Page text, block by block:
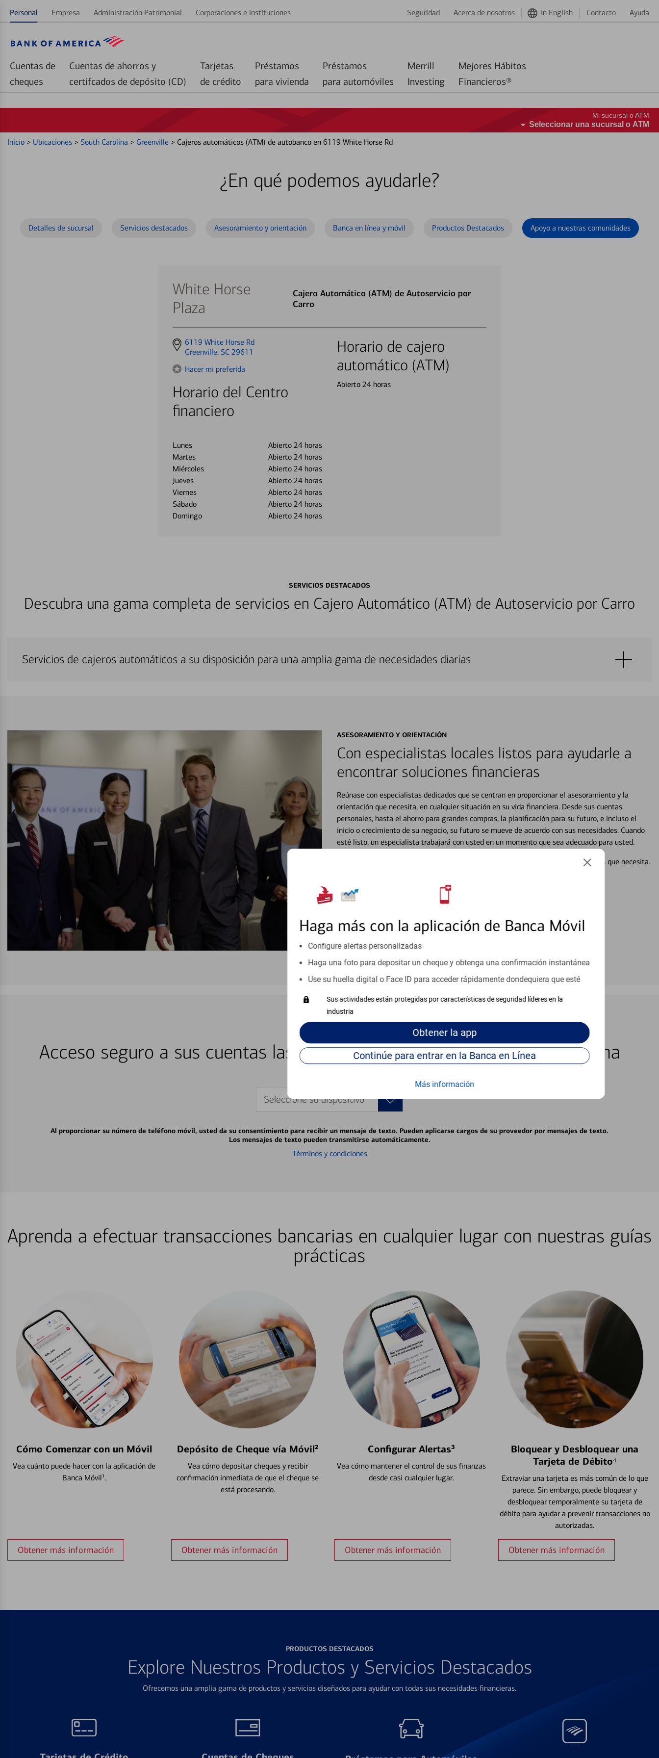
Personal Empresa Administración Patrimonial Corporaciones e instituciones Seguridad Acerca de nosotros In English Contacto Ayuda
Cuentas de
cheques
Cuentas de ahorros y
certifcados de depósito (CD)
Tarjetas
de crédito
Préstamos
para vivienda
Préstamos
para automóviles
Merrill
Investing
Mejores Hábitos
Financieros®
Haga más con la aplicación de Banca Móvil
Configure alertas personalizadas
Haga una foto para depositar un cheque y obtenga una confirmación instantánea
Use su huella digital o Face ID para acceder rápidamente dondequiera que esté
Sus actividades están protegidas por características de seguridad líderes en la
industria
Obtenerla app
Continúe para entrar en la Banca en Línea
Más información
Mi sucursal o ATM
Seleccionar una sucursal o ATM
Inicio > Ubicaciones > South Carolina > Greenville > Cajeros automáticos (ATM) de autobanco en 6119 White Horse Rd
¿En qué podemos ayudarle?
Detalles de sucursal Servicios destacados Asesoramiento y orientación Banca en línea y móvil Productos Destacados Apoyo a nuestras comunidades
White Horse
Plaza
Cajero Automático (ATM) de Autoservicio por
Carro
Get
directions
6119 White Horse Rd
Greenville, SC 29611
Hacer mi preferida
Horario del Centro
financiero
Lunes
Abierto 24 horas
Martes
Abierto 24 horas
Miércoles
Abierto 24 horas
Jueves
Abierto 24 horas
Viernes
Abierto 24 horas
Sábado
Abierto 24 horas
Domingo
Abierto 24 horas
Horario de cajero
automático (ATM)
Abierto 24 horas
SERVICIOS DESTACADOS
Descubra una gama completa de servicios en Cajero Automático (ATM) de Autoservicio por Carro
Servicios de cajeros automáticos a su disposición para una amplia gama de necesidades diarias
ASESORAMIENTO Y ORIENTACIÓN
Con especialistas locales listos para ayudarle a
encontrar soluciones financieras
Reúnase con especialistas dedicados que se centran en proporcionar el asesoramiento y la
orientación que necesita, en cualquier situación en su vida financiera. Desde sus cuentas
personales, hasta el ahorro para grandes compras, la planificación para su futuro, e incluso el
inicio o crecimiento de su negocio, su futuro se mueve de acuerdo con sus necesidades. Cuando
esté listo, un especialista trabajará con usted en un momento que sea adecuado para usted.
Vea si nuestro centro de ayuda en línea puede ayudar a proporcionar las respuestas que necesita.
BANCA EN LÍNEA Y MÓVIL
Acceso seguro a sus cuentas las 24 horas del día, los 7 días de la semana
Seleccione su dispositivo
Al proporcionar su número de teléfono móvil, usted da su consentimiento para recibir un mensaje de texto. Pueden aplicarse cargos de su proveedor por mensajes de texto.
Los mensajes de texto pueden transmitirse automáticamente.
Términos y condiciones
Aprenda a efectuar transacciones bancarias en cualquier lugar con nuestras guías
prácticas
Cómo Comenzar con un Móvil
Vea cuánto puede hacer con la aplicación de
Banca Móvil¹.
Obtener más información
Depósito de Cheque vía Móvil²
Vea cómo depositar cheques y recibir
confirmación inmediata de que el cheque se
está procesando.
Obtener más información
Configurar Alertas³
Vea cómo mantener el control de sus finanzas
desde casi cualquier lugar.
Obtener más información
Bloquear y Desbloquear una
Tarjeta de Débito⁴
Extraviar una tarjeta es más común de lo que
parece. Sin embargo, puede bloquear y
desbloquear temporalmente su tarjeta de
débito para ayudar a prevenir transacciones no
autorizadas.
Obtener más información
PRODUCTOS DESTACADOS
Explore Nuestros Productos y Servicios Destacados
Ofrecemos una amplia gama de productos y servicios diseñados para ayudar con todas sus necesidades financieras.